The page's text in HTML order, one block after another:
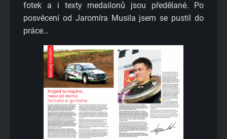
fotek a i texty medailonů jsou předělané. Po
posvěcení od Jaromíra Musila jsem se pustil do
práce…